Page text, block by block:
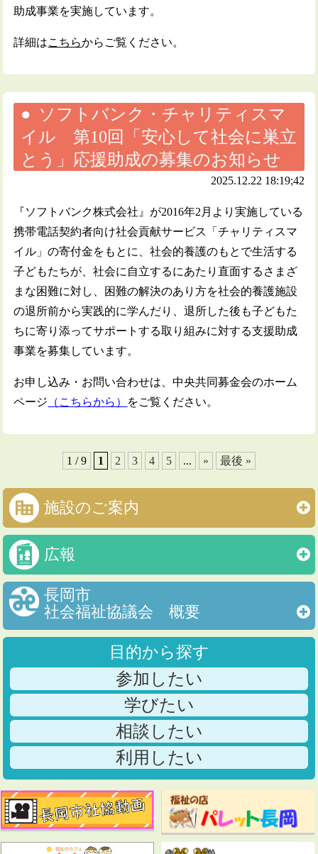
助成事業を実施しています。
詳細はこちらからご覧ください。
ソフトバンク・チャリティスマ
イル 第10回「安心して社会に巣立
とう」応援助成の募集のお知らせ
2025.12.22 18:19;42
『ソフトバンク株式会社』が2016年2月より実施している
携帯電話契約者向け社会貢献サービス「チャリティスマ
イル」の寄付金をもとに、社会的養護のもとで生活する
子どもたちが、社会に自立するにあたり直面するさまざ
まな困難に対し、困難の解決のあり方を社会的養護施設
の退所前から実践的に学んだり、退所した後も子どもた
ちに寄り添ってサポートする取り組みに対する支援助成
事業を募集しています。
お申し込み・お問い合わせは、中央共同募金会のホーム
ページ （こちらから） をご覧ください。
1 / 9 1 2 3 4 5 ... » 最後 »
施設のご案内
広報
長岡市
社会福祉協議会 概要
目的から探す
参加したい
学びたい
相談したい
利用したい